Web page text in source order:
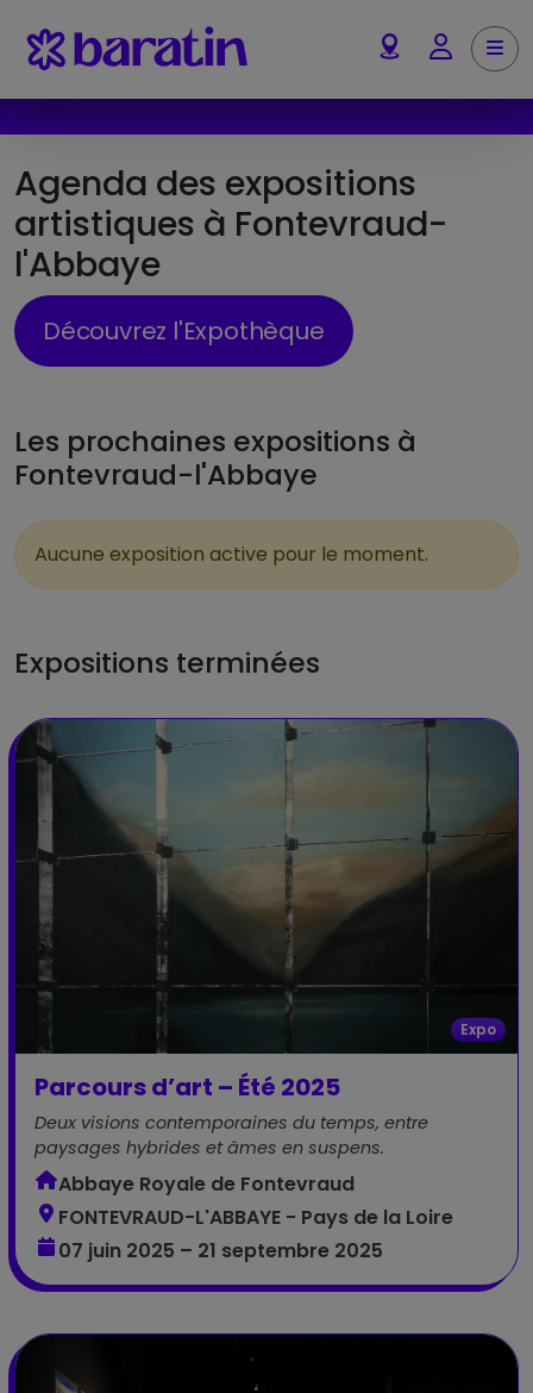
Account
Agenda des expositions
artistiques à Fontevraud-
l'Abbaye
Découvrez l'Expothèque
Les prochaines expositions à
Fontevraud-l'Abbaye
Aucune exposition active pour le moment.
Expositions terminées
Expo
Parcours d’art – Été 2025
Deux visions contemporaines du temps, entre
paysages hybrides et âmes en suspens.
Abbaye Royale de Fontevraud
FONTEVRAUD-L'ABBAYE - Pays de la Loire
07 juin 2025 – 21 septembre 2025